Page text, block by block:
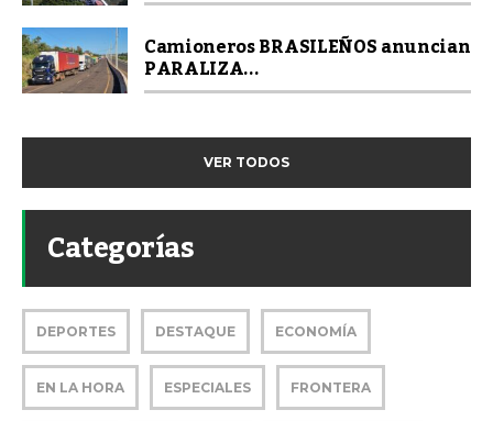
Camioneros BRASILEÑOS anuncian
PARALIZA...
VER TODOS
Categorías
DEPORTES DESTAQUE ECONOMÍA
EN LA HORA ESPECIALES FRONTERA